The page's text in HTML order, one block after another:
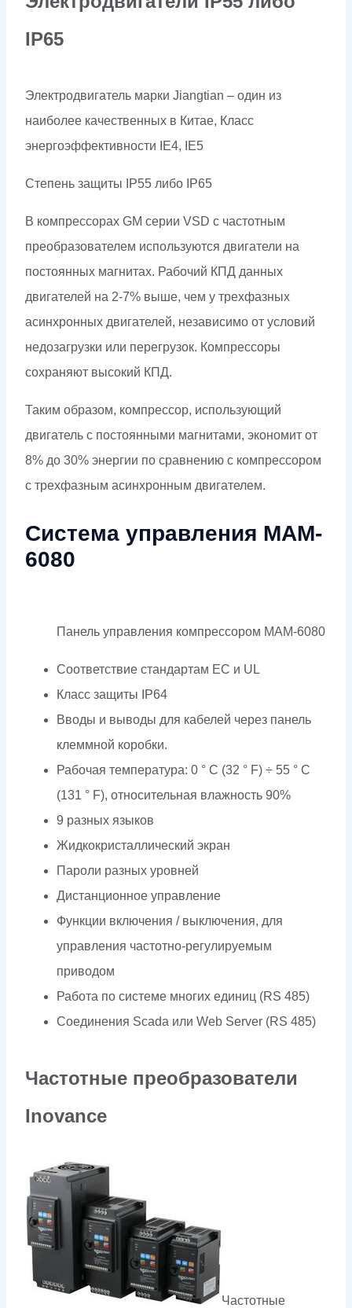
IP65
Электродвигатель марки Jiangtian – один из
наиболее качественных в Китае, Класс
энергоэффективности IE4, IE5
Степень защиты IP55 либо IP65
В компрессорах GM серии VSD с частотным
преобразователем используются двигатели на
постоянных магнитах. Рабочий КПД данных
двигателей на 2-7% выше, чем у трехфазных
асинхронных двигателей, независимо от условий
недозагрузки или перегрузок. Компрессоры
сохраняют высокий КПД.
Таким образом, компрессор, использующий
двигатель с постоянными магнитами, экономит от
8% до 30% энергии по сравнению с компрессором
с трехфазным асинхронным двигателем.
Система управления MAM-
6080
Панель управления компрессором MAM-6080
Соответствие стандартам EC и UL
Класс защиты IP64
Вводы и выводы для кабелей через панель
клеммной коробки.
Рабочая температура: 0 ° C (32 ° F) ÷ 55 ° C
(131 ° F), относительная влажность 90%
9 разных языков
Жидкокристаллический экран
Пароли разных уровней
Дистанционное управление
Функции включения / выключения, для
управления частотно-регулируемым
приводом
Работа по системе многих единиц (RS 485)
Соединения Scada или Web Server (RS 485)
Частотные преобразователи
Inovance
Частотные